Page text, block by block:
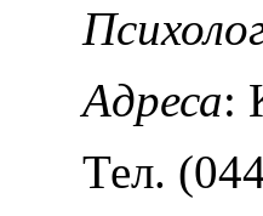
Адреса:
Тел.